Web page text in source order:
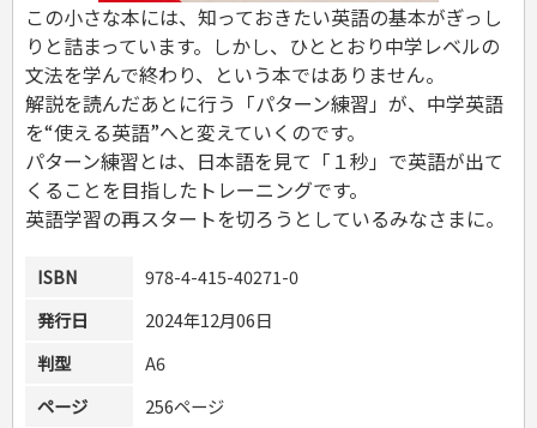
この小さな本には、知っておきたい英語の基本がぎっし
りと詰まっています。しかし、ひととおり中学レベルの
文法を学んで終わり、という本ではありません。
解説を読んだあとに行う「パターン練習」が、中学英語
を“使える英語”へと変えていくのです。
パターン練習とは、日本語を見て「１秒」で英語が出て
くることを目指したトレーニングです。
英語学習の再スタートを切ろうとしているみなさまに。
ISBN
978-4-415-40271-0
発行日
2024年12月06日
判型
A6
ページ
256ページ